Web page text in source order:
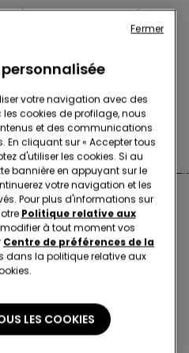
votre commande
de chez
jusqu'à22:00
votre navigation avec des
cookies de profilage, nous
et des communications
En cliquant sur « Accepter tous
d'utiliser les cookies. Si au
bannière en appuyant sur le
votre navigation et les
Pour plus d'informations sur
Politique relative aux
à tout moment vos
Centre de préférences de la
dans la politique relative aux
LES COOKIES
Fermer